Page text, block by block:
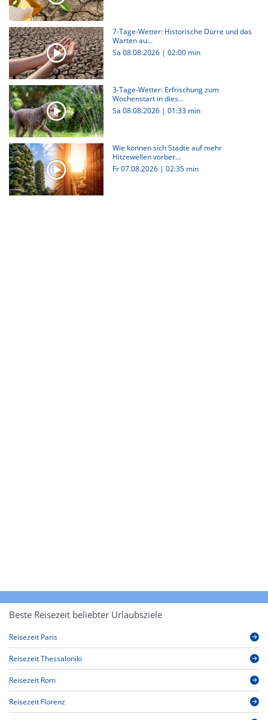
7-Tage-Wetter: Historische Dürre und das
Warten au...
Sa 08.08.2026 | 02:00 min
3-Tage-Wetter: Erfrischung zum
Wochenstart in dies...
Sa 08.08.2026 | 01:33 min
Wie können sich Städte auf mehr
Hitzewellen vorber...
Fr 07.08.2026 | 02:35 min
Beste Reisezeit beliebter Urlaubsziele
Reisezeit Paris
Reisezeit Thessaloniki
Reisezeit Rom
Reisezeit Florenz